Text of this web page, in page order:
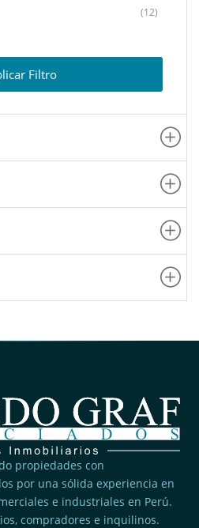
(12)
(10)
(8)
(5)
(3)
(3)
(2)
(2)
(2)
Filtro
propiedades con
por una sólida experiencia en
e industriales en Perú.
compradores e inquilinos.